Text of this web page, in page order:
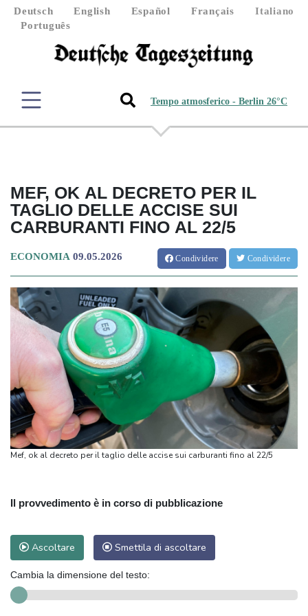
Deutsch English Español Français
Italiano
Português
Tempo atmosferico - Berlin 26°C
MEF, OK AL DECRETO PER IL
TAGLIO DELLE ACCISE SUI
CARBURANTI FINO AL 22/5
ECONOMIA 09.05.2026 Condividere Condividere
Mef, ok al decreto per il taglio delle accise sui carburanti fino al 22/5
Il provvedimento è in corso di pubblicazione
Ascoltare Smettila di ascoltare
Cambia la dimensione del testo: